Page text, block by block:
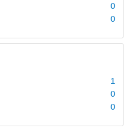
0
0
1
0
0